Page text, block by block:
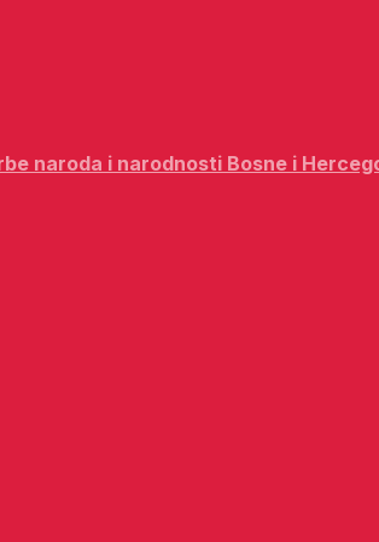
naroda i narodnosti Bosne i